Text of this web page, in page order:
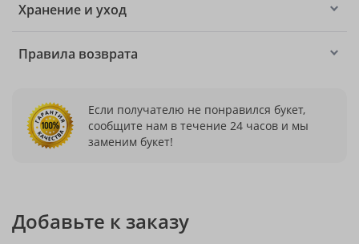
Хранение и уход
Правила возврата
Если получателю не понравился букет,
сообщите нам в течение 24 часов и мы
заменим букет!
Добавьте к заказу